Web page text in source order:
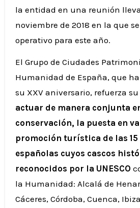
la entidad en una reunión
noviembre de 2018 en la que
operativo para este año.
El Grupo de Ciudades
Humanidad de España, que
su XXV aniversario, refuerza su
actuar de manera conjunta
conservación, la puesta en
promoción turística de las 15
españolas cuyos cascos
reconocidos por la UNESCO
la Humanidad: Alcalá de
Cáceres, Córdoba, Cuenca,